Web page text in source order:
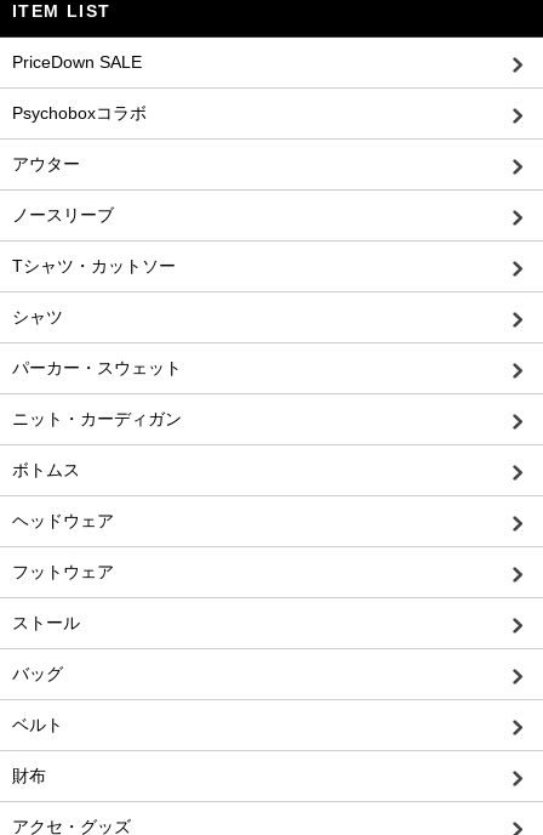
ITEM LIST
PriceDown SALE
Psychoboxコラボ
アウター
ノースリーブ
Tシャツ・カットソー
シャツ
パーカー・スウェット
ニット・カーディガン
ボトムス
ヘッドウェア
フットウェア
ストール
バッグ
ベルト
財布
アクセ・グッズ